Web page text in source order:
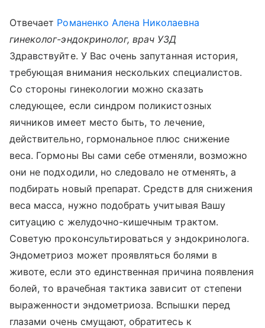
Отвечает Романенко Алена Николаевна
гинеколог-эндокринолог, врач УЗД
Здравствуйте. У Вас очень запутанная история,
требующая внимания нескольких специалистов.
Со стороны гинекологии можно сказать
следующее, если синдром поликистозных
яичников имеет место быть, то лечение,
действительно, гормональное плюс снижение
веса. Гормоны Вы сами себе отменяли, возможно
они не подходили, но следовало не отменять, а
подбирать новый препарат. Средств для снижения
веса масса, нужно подобрать учитывая Вашу
ситуацию с желудочно-кишечным трактом.
Советую проконсультироваться у эндокринолога.
Эндометриоз может проявляться болями в
животе, если это единственная причина появления
болей, то врачебная тактика зависит от степени
выраженности эндометриоза. Вспышки перед
глазами очень смущают, обратитесь к